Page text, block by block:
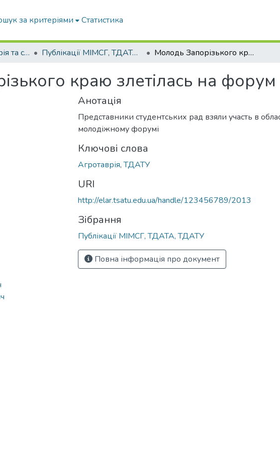
за критеріями Статистика
"Alma Mater" - історія та сьогодення Університету Публікації МІМСГ, ТДАТА, ТДАТУ Молодь Запорізького краю злетілась на форум
краю злетілась на форум
Анотація
Представники студентських рад взяли участь в
молодіжному форумі
Ключові слова
Агротаврія,ТДАТУ
URI
http://elar.tsatu.edu.ua/handle/123456789/2013
Зібрання
Публікації МІМСГ, ТДАТА, ТДАТУ
Повна інформація про документ